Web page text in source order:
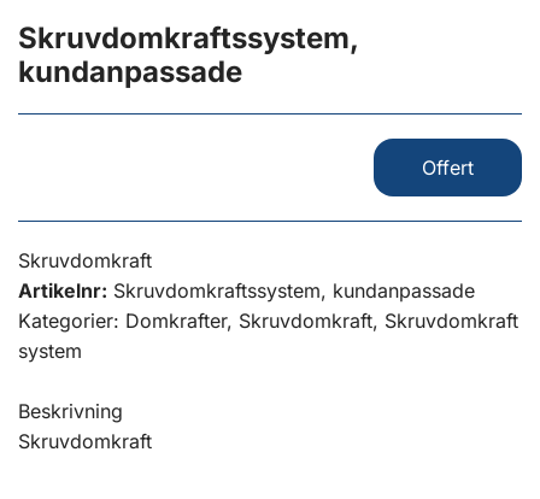
Skruvdomkraftssystem,
kundanpassade
Offert
Skruvdomkraft
Artikelnr: Skruvdomkraftssystem, kundanpassade
Kategorier: Domkrafter, Skruvdomkraft, Skruvdomkraft
system
Beskrivning
Skruvdomkraft